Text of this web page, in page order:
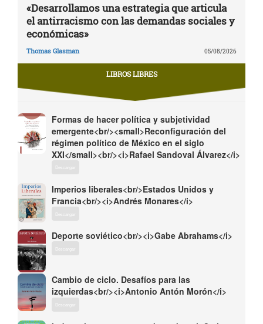
«Desarrollamos una estrategia que articula
el antirracismo con las demandas sociales y
económicas»
Thomas Glasman 05/08/2026
LIBROS LIBRES
Formas de hacer política y subjetividad
emergente<br/><small>Reconfiguración del
régimen político de México en el siglo
XXI</small><br/><i>Rafael Sandoval Álvarez</i>
Descargar
Imperios liberales<br/>Estados Unidos y
Francia<br/><i>Andrés Monares</i>
Descargar
Deporte soviético<br/><i>Gabe Abrahams</i>
Descargar
Cambio de ciclo. Desafíos para las
izquierdas<br/><i>Antonio Antón Morón</i>
Descargar